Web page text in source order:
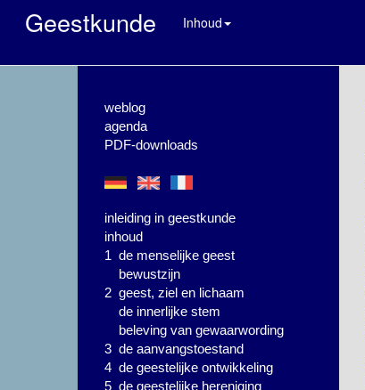
Geestkunde Inhoud
weblog
agenda
PDF-downloads
inleiding in geestkunde
inhoud
1 de menselijke geest
bewustzijn
2 geest, ziel en lichaam
de innerlijke stem
beleving van gewaarwording
3 de aanvangstoestand
4 de geestelijke ontwikkeling
5 de geestelijke hereniging